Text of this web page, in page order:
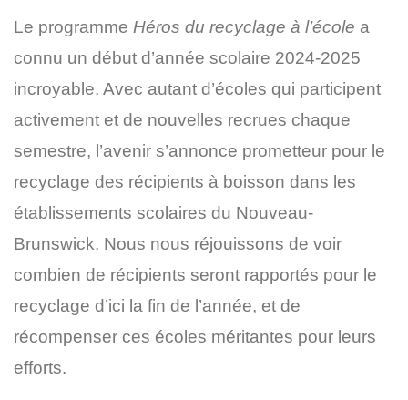
Le programme Héros du recyclage à l’école a
connu un début d’année scolaire 2024-2025
incroyable. Avec autant d’écoles qui participent
activement et de nouvelles recrues chaque
semestre, l’avenir s’annonce prometteur pour le
recyclage des récipients à boisson dans les
établissements scolaires du Nouveau-
Brunswick. Nous nous réjouissons de voir
combien de récipients seront rapportés pour le
recyclage d’ici la fin de l’année, et de
récompenser ces écoles méritantes pour leurs
efforts.